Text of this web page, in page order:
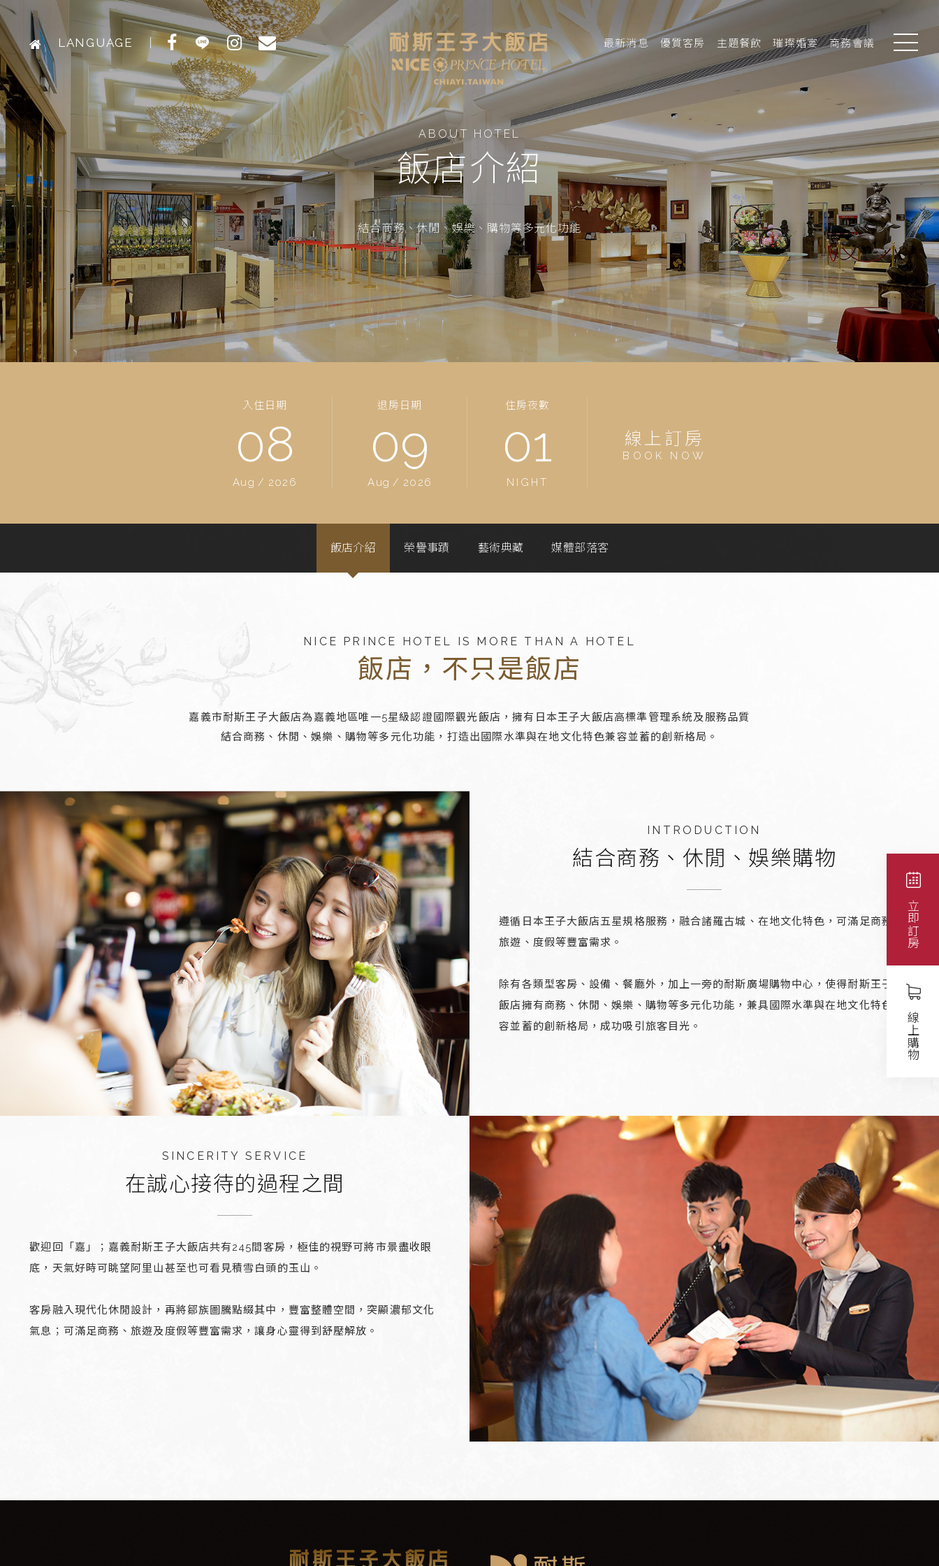
LANGUAGE 最新消息 優質客房 主題餐飲 璀璨婚宴 商務會議
ABOUT HOTEL
飯店介紹
結合商務、休閒、娛樂、購物等多元化功能
入住日期
08
Aug / 2026
退房日期
09
Aug / 2026
住房夜數
01
NIGHT
線上訂房
BOOK NOW
飯店介紹 榮譽事蹟 藝術典藏 媒體部落客
NICE PRINCE HOTEL IS MORE THAN A HOTEL
飯店，不只是飯店
嘉義市耐斯王子大飯店為嘉義地區唯一5星級認證國際觀光飯店，擁有日本王子大飯店高標準管理系統及服務品質
結合商務、休閒、娛樂、購物等多元化功能，打造出國際水準與在地文化特色兼容並蓄的創新格局。
INTRODUCTION
結合商務、休閒、娛樂購物
遵循日本王子大飯店五星規格服務，融合諸羅古城、在地文化特色，可滿足商務、
旅遊、度假等豐富需求。
除有各類型客房、設備、餐廳外，加上一旁的耐斯廣場購物中心，使得耐斯王子大
飯店擁有商務、休閒、娛樂、購物等多元化功能，兼具國際水準與在地文化特色兼
容並蓄的創新格局，成功吸引旅客目光。
SINCERITY SERVICE
在誠心接待的過程之間
歡迎回「嘉」；嘉義耐斯王子大飯店共有245間客房，極佳的視野可將市景盡收眼
底，天氣好時可眺望阿里山甚至也可看見積雪白頭的玉山。
客房融入現代化休閒設計，再將鄒族圖騰點綴其中，豐富整體空間，突顯濃郁文化
氣息；可滿足商務、旅遊及度假等豐富需求，讓身心靈得到舒壓解放。
立即訂房
線上購物